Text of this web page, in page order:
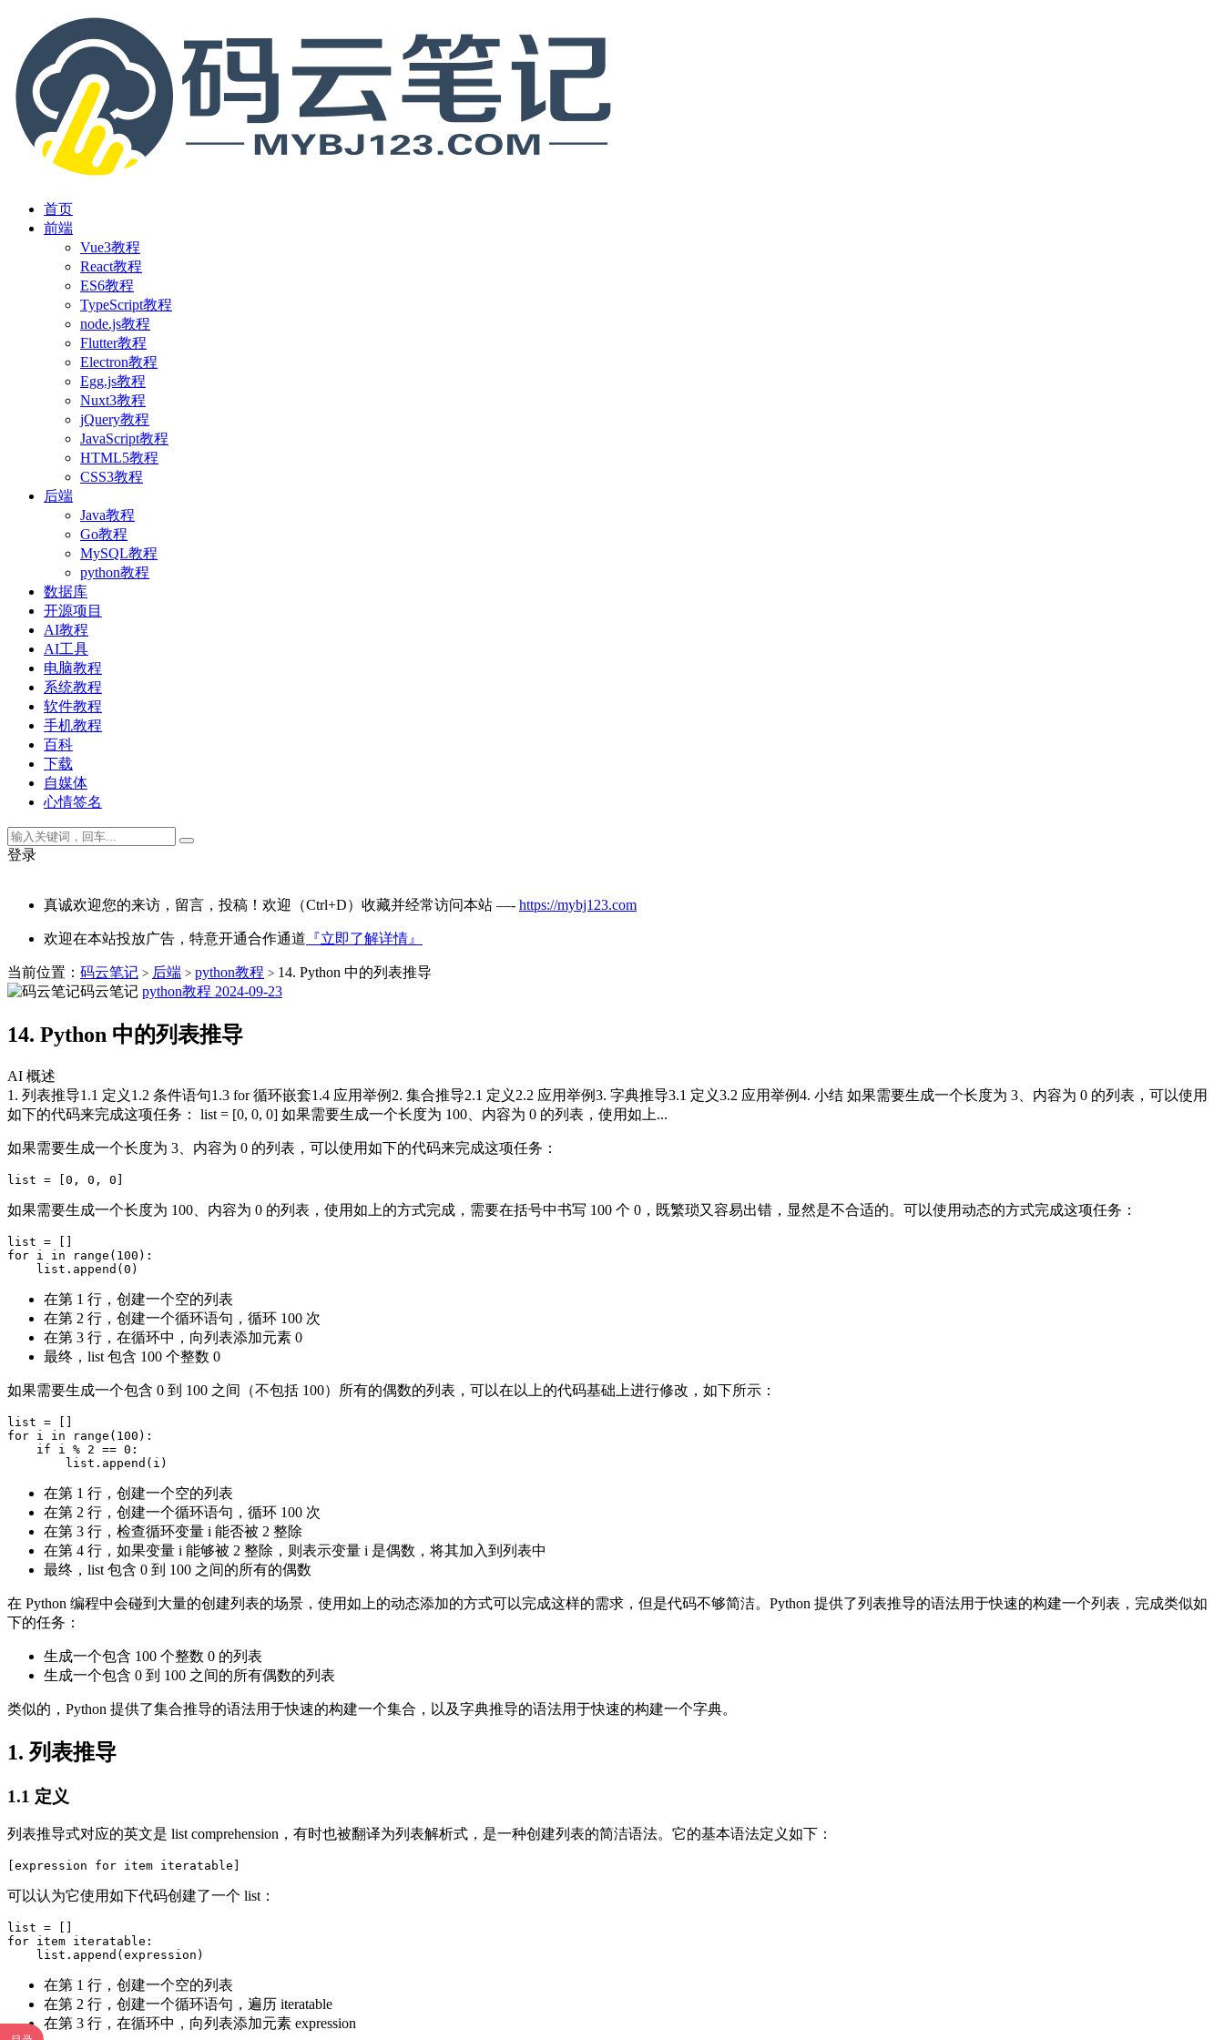
首页
前端
Vue3教程
React教程
ES6教程
TypeScript教程
node.js教程
Flutter教程
Electron教程
Egg.js教程
Nuxt3教程
jQuery教程
JavaScript教程
HTML5教程
CSS3教程
后端
Java教程
Go教程
MySQL教程
python教程
数据库
开源项目
AI教程
AI工具
电脑教程
系统教程
软件教程
手机教程
百科
下载
自媒体
心情签名
登录
真诚欢迎您的来访，留言，投稿！欢迎（Ctrl+D）收藏并经常访问本站 —- https://mybj123.com
欢迎在本站投放广告，特意开通合作通道 『立即了解详情』
当前位置： 码云笔记 > 后端 > python教程 > 14. Python 中的列表推导
码云笔记 python教程 2024-09-23
14. Python 中的列表推导
AI 概述
1. 列表推导1.1 定义1.2 条件语句1.3 for 循环嵌套1.4 应用举例2. 集合推导2.1 定义2.2 应用举例3. 字典推导3.1 定义3.2 应用举例4. 小结 如果需要生成一个长度为 3、内容为 0 的列表，可以使用
如下的代码来完成这项任务： list = [0, 0, 0] 如果需要生成一个长度为 100、内容为 0 的列表，使用如上...
如果需要生成一个长度为 3、内容为 0 的列表，可以使用如下的代码来完成这项任务：
如果需要生成一个长度为 100、内容为 0 的列表，使用如上的方式完成，需要在括号中书写 100 个 0，既繁琐又容易出错，显然是不合适的。可以使用动态的方式完成这项任务：
list = []
for i in range(100):
在第 1 行，创建一个空的列表
在第 2 行，创建一个循环语句，循环 100 次
在第 3 行，在循环中，向列表添加元素 0
最终，list 包含 100 个整数 0
如果需要生成一个包含 0 到 100 之间（不包括 100）所有的偶数的列表，可以在以上的代码基础上进行修改，如下所示：
list = []
for i in range(100):
    if i % 2 == 0:
在第 1 行，创建一个空的列表
在第 2 行，创建一个循环语句，循环 100 次
在第 3 行，检查循环变量 i 能否被 2 整除
在第 4 行，如果变量 i 能够被 2 整除，则表示变量 i 是偶数，将其加入到列表中
最终，list 包含 0 到 100 之间的所有的偶数
在 Python 编程中会碰到大量的创建列表的场景，使用如上的动态添加的方式可以完成这样的需求，但是代码不够简洁。Python 提供了列表推导的语法用于快速的构建一个列表，完成类似如
下的任务：
生成一个包含 100 个整数 0 的列表
生成一个包含 0 到 100 之间的所有偶数的列表
类似的，Python 提供了集合推导的语法用于快速的构建一个集合，以及字典推导的语法用于快速的构建一个字典。
1. 列表推导
1.1 定义
列表推导式对应的英文是 list comprehension，有时也被翻译为列表解析式，是一种创建列表的简洁语法。它的基本语法定义如下：
可以认为它使用如下代码创建了一个 list：
list = []
for item iteratable:
在第 1 行，创建一个空的列表
在第 2 行，创建一个循环语句，遍历 iteratable
在第 3 行，在循环中，向列表添加元素 expression